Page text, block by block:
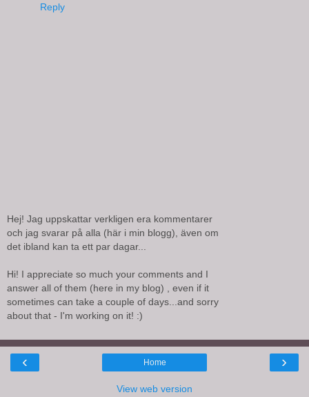
Reply
Hej! Jag uppskattar verkligen era kommentarer
och jag svarar på alla (här i min blogg), även om
det ibland kan ta ett par dagar...
Hi! I appreciate so much your comments and I
answer all of them (here in my blog) , even if it
sometimes can take a couple of days...and sorry
about that - I'm working on it! :)
‹ ›
Home
View web version